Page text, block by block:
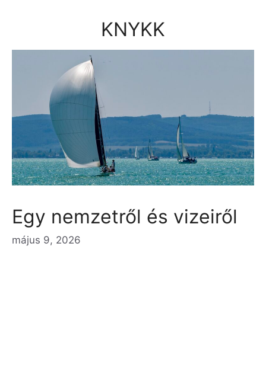
KNYKK
Egy nemzetről és vizeiről
május 9, 2026